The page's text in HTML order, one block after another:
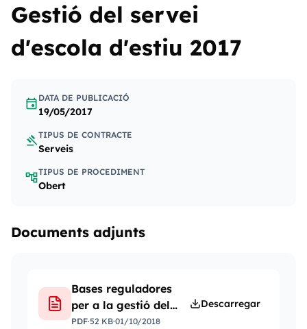
Gestió del servei
d'escola d'estiu 2017
event DATA DE PUBLICACIÓ
19/05/2017
gavelTIPUS DE CONTRACTE
Serveis
account_treeTIPUS DE PROCEDIMENT
Obert
Documents adjunts
Bases reguladores
per a la gestió del
servei d'escola
PDF·52 KB·01/10/2018
Descarregar